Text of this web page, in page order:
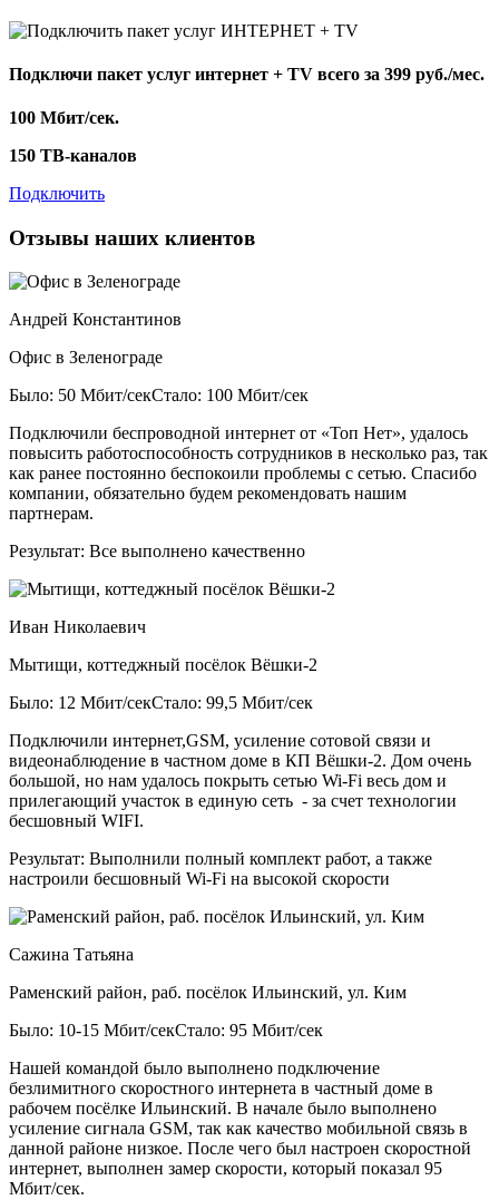
Подключи пакет услуг интернет + TV всего за 399 руб./мес.
100 Мбит/сек.
150 ТВ-каналов
Подключить
Отзывы наших клиентов
Андрей Константинов
Офис в Зеленограде
Было: 50 Мбит/секСтало: 100 Мбит/сек
Подключили беспроводной интернет от «Топ Нет», удалось
повысить работоспособность сотрудников в несколько раз, так
как ранее постоянно беспокоили проблемы с сетью. Спасибо
компании, обязательно будем рекомендовать нашим
партнерам.
Результат: Все выполнено качественно
Иван Николаевич
Мытищи, коттеджный посёлок Вёшки-2
Было: 12 Мбит/секСтало: 99,5 Мбит/сек
Подключили интернет,GSM, усиление сотовой связи и
видеонаблюдение в частном доме в КП Вёшки-2. Дом очень
большой, но нам удалось покрыть сетью Wi-Fi весь дом и
прилегающий участок в единую сеть - за счет технологии
бесшовный WIFI.
Результат: Выполнили полный комплект работ, а также
настроили бесшовный Wi-Fi на высокой скорости
Сажина Татьяна
Раменский район, раб. посёлок Ильинский, ул. Ким
Было: 10-15 Мбит/секСтало: 95 Мбит/сек
Нашей командой было выполнено подключение
безлимитного скоростного интернета в частный доме в
рабочем посёлке Ильинский. В начале было выполнено
усиление сигнала GSM, так как качество мобильной связь в
данной районе низкое. После чего был настроен скоростной
интернет, выполнен замер скорости, который показал 95
Мбит/сек.